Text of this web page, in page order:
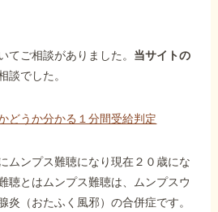
てご相談がありました。 当サイトの
談でした。
どうか分かる１分間受給判定
ムンプス難聴になり現在２０歳にな
聴とはムンプス難聴は、ムンプスウ
炎（おたふく風邪）の合併症です。